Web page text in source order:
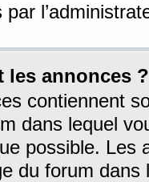
par
les annonces ?
contiennent
dans lequel
possible. Les
du forum dans